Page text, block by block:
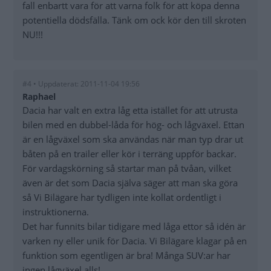
fall enbartt vara för att varna folk för att köpa denna
potentiella dödsfälla. Tänk om ock kör den till skroten
NU!!!
#4 • Uppdaterat: 2011-11-04 19:56
Raphael
Dacia har valt en extra låg etta istället för att utrusta
bilen med en dubbel-låda för hög- och lågväxel. Ettan
är en lågväxel som ska användas när man typ drar ut
båten på en trailer eller kör i terräng uppför backar.
För vardagskörning så startar man på tvåan, vilket
även är det som Dacia själva säger att man ska göra
så Vi Bilägare har tydligen inte kollat ordentligt i
instruktionerna.
Det har funnits bilar tidigare med låga ettor så idén är
varken ny eller unik för Dacia. Vi Bilägare klagar på en
funktion som egentligen är bra! Många SUV:ar har